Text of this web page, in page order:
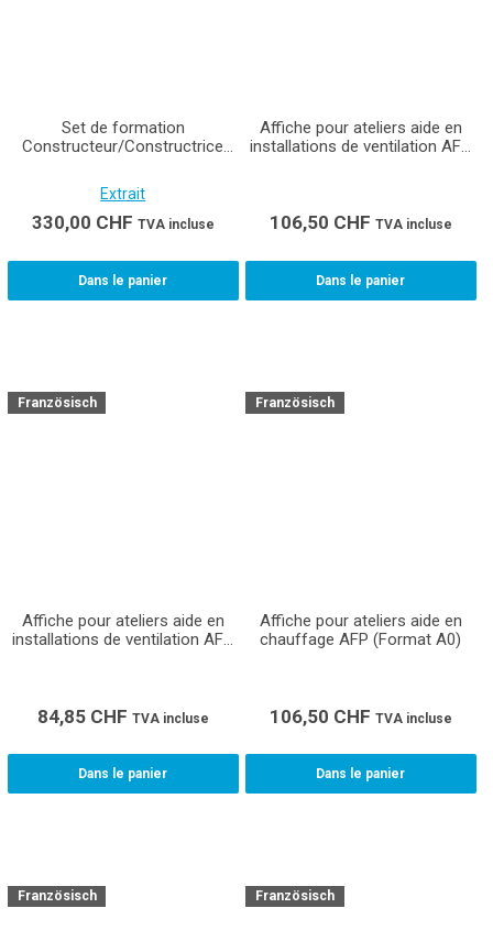
Set de formation
Constructeur/Constructrice
CFC (Production) apprenti-e
Extrait
330,00 CHF TVA incluse
Dans le panier
Affiche pour ateliers aide en
installations de ventilation AFP
106,50 CHF TVA incluse
Dans le panier
Französisch
Affiche pour ateliers aide en
installations de ventilation AFP
84,85 CHF TVA incluse
Dans le panier
Französisch
Affiche pour ateliers aide en
chauffage AFP (Format A0)
106,50 CHF TVA incluse
Dans le panier
Französisch Französisch